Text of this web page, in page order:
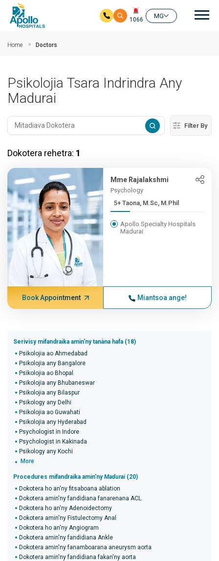
1066
MG
Home Doctors
Psikolojia Tsara Indrindra Any
Madurai
Filter By
Dokotera rehetra: 1
Mme Rajalakshmi
Psychology
5+ Taona, M.Sc, M.Phil
Apollo Specialty Hospitals
Madurai
Book Appointment Miantsoa ange!
Serivisy mifandraika amin'ny tanàna hafa (18)
Psikolojia ao Ahmedabad
Psikolojia any Bangalore
Psikolojia ao Bhopal
Psikolojia any Bhubaneswar
Psikolojia any Bilaspur
Psikology any Delhi
Psikolojia ao Guwahati
Psikolojia any Hyderabad
Psychologist in Indore
Psychologist in Kakinada
Psikology any Kochi
More
Procedures mifandraika amin'nyMadurai (20)
Dokotera ho an'ny fitsaboana ablation
Dokotera amin'ny fandidiana fanarenana ACL
Dokotera ho an'ny Adenoidectomy
Dokotera amin'ny Fistulectomy Anal
Dokotera ho an'ny Angiogram
Dokotera amin'ny fandidiana Ankle
Dokotera amin'ny fanamboarana aneurysm aorta
Dokotera amin'ny fandidiana fakan'ny aorta